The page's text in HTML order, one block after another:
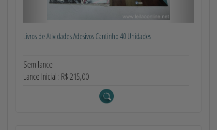
Livros de Atividades Adesivos Cantinho 40 Unidades
Sem lance
Lance Inicial : R$ 215,00